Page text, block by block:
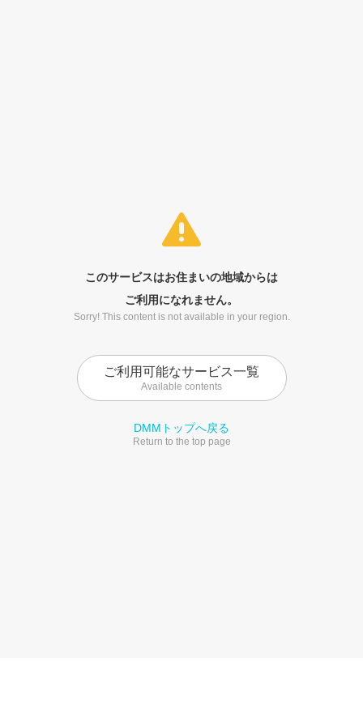
このサービスはお住まいの地域からは
ご利用になれません。
Sorry! This content is not available in your region.
ご利用可能なサービス一覧
Available contents
DMMトップへ戻る
Return to the top page